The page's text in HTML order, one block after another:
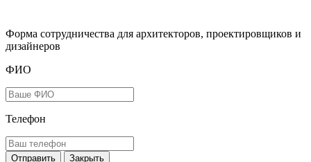
Форма сотрудничества для архитекторов, проектировщиков и
дизайнеров
ФИО
Телефон
Закрыть